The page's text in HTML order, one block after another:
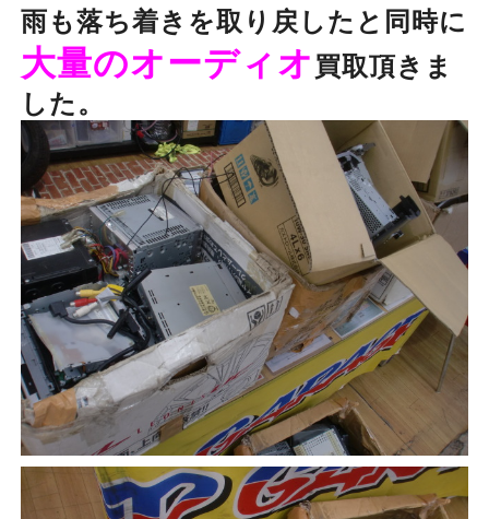
雨も落ち着きを取り戻したと同時に
大量のオーディオ買取頂きま
した。